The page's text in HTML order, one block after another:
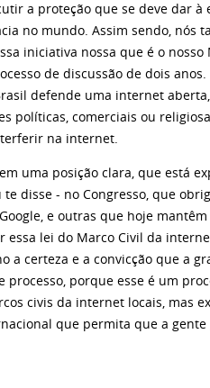
a proteção que se deve dar à
no mundo. Assim sendo, nós
iniciativa nossa que é o nosso
de discussão de dois
defende uma internet
políticas, comerciais ou
na internet.
uma posição clara, que está
disse - no Congresso, que
e outras que hoje
essa lei do Marco Civil da
a certeza e a convicção que a
porque esse é um
civis da internet locais, mas
que permita que a gente